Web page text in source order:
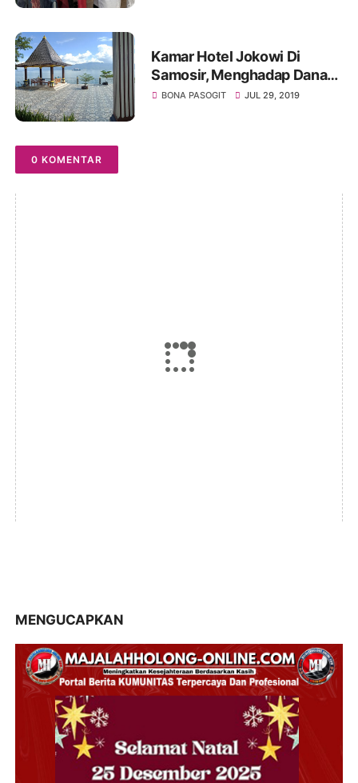
Kamar Hotel Jokowi Di
Samosir, Menghadap Danau
Toba
BONA PASOGIT JUL 29, 2019
0 KOMENTAR
MENGUCAPKAN